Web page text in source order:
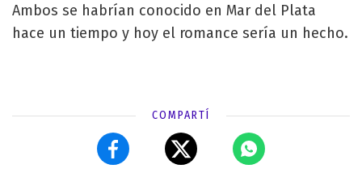
Ambos se habrían conocido en Mar del Plata
hace un tiempo y hoy el romance sería un hecho.
COMPARTÍ